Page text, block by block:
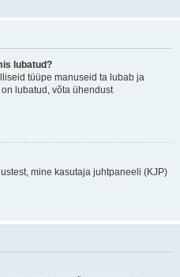
lubatud?
tüüpe manuseid ta lubab ja
lubatud, võta ühendust
mine kasutaja juhtpaneeli (KJP)